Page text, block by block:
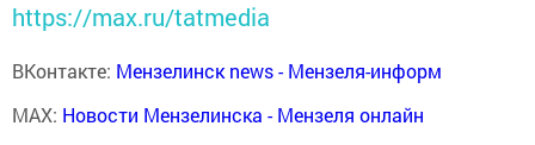
https://max.ru/tatmedia
ВКонтакте: Мензелинск news - Мензеля-информ
MAX: Новости Мензелинска - Мензеля онлайн